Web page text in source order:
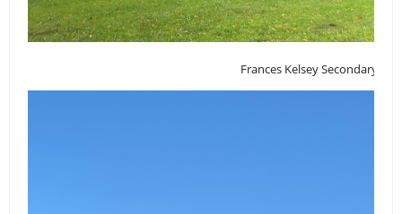
Frances Kelsey Secondary